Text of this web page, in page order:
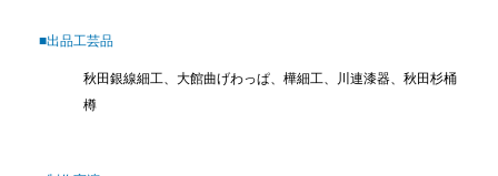
■出品工芸品
秋田銀線細工、大館曲げわっぱ、樺細工、川連漆器、秋田杉桶
樽